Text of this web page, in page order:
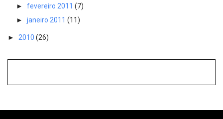
► fevereiro 2011 (7)
► janeiro 2011 (11)
► 2010 (26)